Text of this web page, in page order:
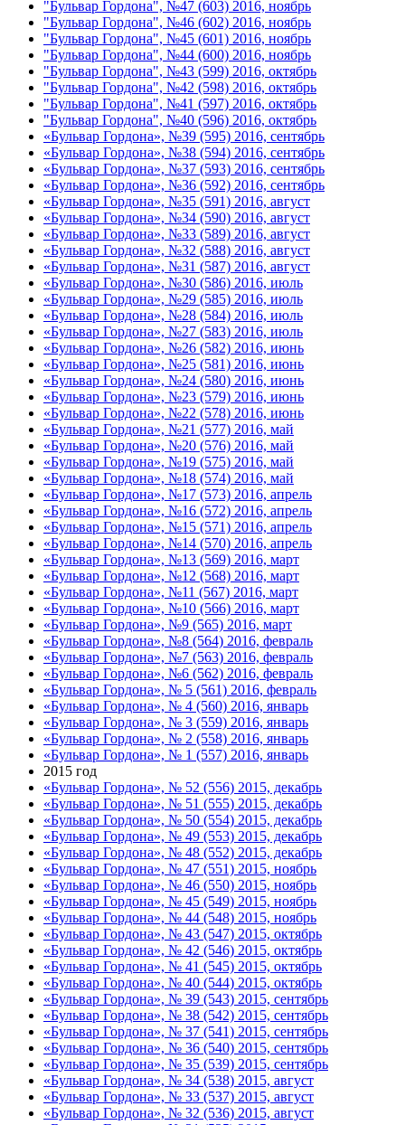
"Бульвар Гордона", №47 (603) 2016, ноябрь
"Бульвар Гордона", №46 (602) 2016, ноябрь
"Бульвар Гордона", №45 (601) 2016, ноябрь
"Бульвар Гордона", №44 (600) 2016, ноябрь
"Бульвар Гордона", №43 (599) 2016, октябрь
"Бульвар Гордона", №42 (598) 2016, октябрь
"Бульвар Гордона", №41 (597) 2016, октябрь
"Бульвар Гордона", №40 (596) 2016, октябрь
«Бульвар Гордона», №39 (595) 2016, сентябрь
«Бульвар Гордона», №38 (594) 2016, сентябрь
«Бульвар Гордона», №37 (593) 2016, сентябрь
«Бульвар Гордона», №36 (592) 2016, сентябрь
«Бульвар Гордона», №35 (591) 2016, август
«Бульвар Гордона», №34 (590) 2016, август
«Бульвар Гордона», №33 (589) 2016, август
«Бульвар Гордона», №32 (588) 2016, август
«Бульвар Гордона», №31 (587) 2016, август
«Бульвар Гордона», №30 (586) 2016, июль
«Бульвар Гордона», №29 (585) 2016, июль
«Бульвар Гордона», №28 (584) 2016, июль
«Бульвар Гордона», №27 (583) 2016, июль
«Бульвар Гордона», №26 (582) 2016, июнь
«Бульвар Гордона», №25 (581) 2016, июнь
«Бульвар Гордона», №24 (580) 2016, июнь
«Бульвар Гордона», №23 (579) 2016, июнь
«Бульвар Гордона», №22 (578) 2016, июнь
«Бульвар Гордона», №21 (577) 2016, май
«Бульвар Гордона», №20 (576) 2016, май
«Бульвар Гордона», №19 (575) 2016, май
«Бульвар Гордона», №18 (574) 2016, май
«Бульвар Гордона», №17 (573) 2016, апрель
«Бульвар Гордона», №16 (572) 2016, апрель
«Бульвар Гордона», №15 (571) 2016, апрель
«Бульвар Гордона», №14 (570) 2016, апрель
«Бульвар Гордона», №13 (569) 2016, март
«Бульвар Гордона», №12 (568) 2016, март
«Бульвар Гордона», №11 (567) 2016, март
«Бульвар Гордона», №10 (566) 2016, март
«Бульвар Гордона», №9 (565) 2016, март
«Бульвар Гордона», №8 (564) 2016, февраль
«Бульвар Гордона», №7 (563) 2016, февраль
«Бульвар Гордона», №6 (562) 2016, февраль
«Бульвар Гордона», № 5 (561) 2016, февраль
«Бульвар Гордона», № 4 (560) 2016, январь
«Бульвар Гордона», № 3 (559) 2016, январь
«Бульвар Гордона», № 2 (558) 2016, январь
«Бульвар Гордона», № 1 (557) 2016, январь
2015 год
«Бульвар Гордона», № 52 (556) 2015, декабрь
«Бульвар Гордона», № 51 (555) 2015, декабрь
«Бульвар Гордона», № 50 (554) 2015, декабрь
«Бульвар Гордона», № 49 (553) 2015, декабрь
«Бульвар Гордона», № 48 (552) 2015, декабрь
«Бульвар Гордона», № 47 (551) 2015, ноябрь
«Бульвар Гордона», № 46 (550) 2015, ноябрь
«Бульвар Гордона», № 45 (549) 2015, ноябрь
«Бульвар Гордона», № 44 (548) 2015, ноябрь
«Бульвар Гордона», № 43 (547) 2015, октябрь
«Бульвар Гордона», № 42 (546) 2015, октябрь
«Бульвар Гордона», № 41 (545) 2015, октябрь
«Бульвар Гордона», № 40 (544) 2015, октябрь
«Бульвар Гордона», № 39 (543) 2015, сентябрь
«Бульвар Гордона», № 38 (542) 2015, сентябрь
«Бульвар Гордона», № 37 (541) 2015, сентябрь
«Бульвар Гордона», № 36 (540) 2015, сентябрь
«Бульвар Гордона», № 35 (539) 2015, сентябрь
«Бульвар Гордона», № 34 (538) 2015, август
«Бульвар Гордона», № 33 (537) 2015, август
«Бульвар Гордона», № 32 (536) 2015, август